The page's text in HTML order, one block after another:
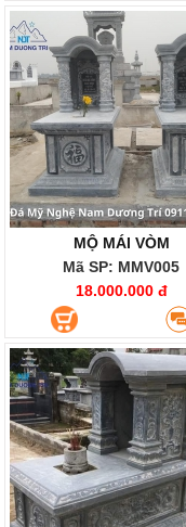
MỘ MÁI VÒM
Mã SP: MMV005
18.000.000 đ